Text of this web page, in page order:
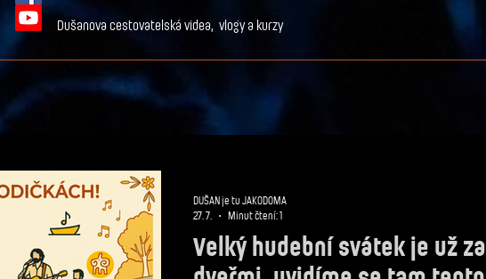
Dušanova cestovatelská videa, vlogy a kurzy
Velký hudební svátek je už za
DUŠAN je tu JAKODOMA
27. 7.
Minut čtení: 1